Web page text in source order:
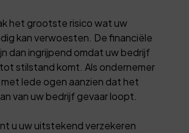
het grootste risico wat uw
kan verwoesten. De financiële
dan ingrijpend omdat uw bedrijf
stilstand komt. Als ondernemer
lede ogen aanzien dat het
van uw bedrijf gevaar loopt.
u uw uitstekend verzekeren